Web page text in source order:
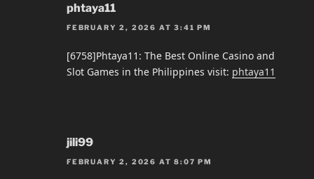
phtaya11
FEBRUARY 2, 2026 AT 3:41 PM
[6758]Phtaya11: The Best Online Casino and
Slot Games in the Philippines visit: phtaya11
jili99
FEBRUARY 2, 2026 AT 8:07 PM